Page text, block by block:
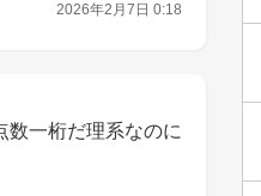
2026年2月7日 0:18
数一桁だ理系なのに